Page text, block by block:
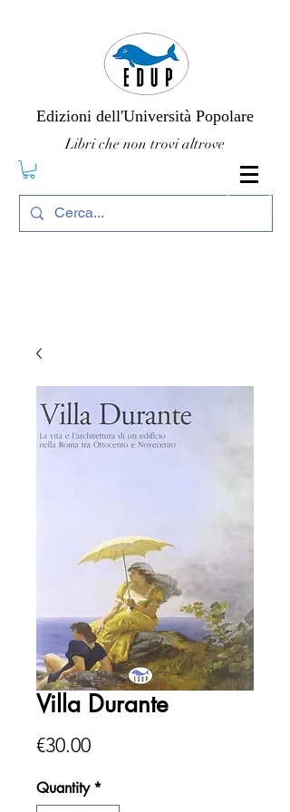
Edizioni dell'Università Popolare
Libri che non trovi altrove
Villa Durante
€30.00Price
Quantity *